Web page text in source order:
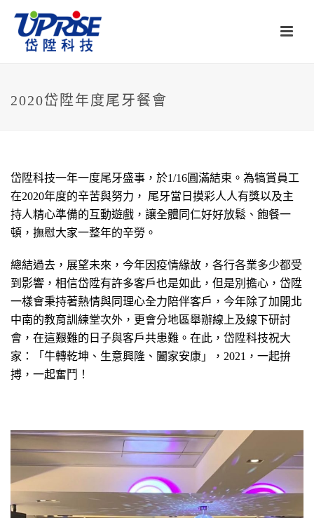
2020岱陞年度尾牙餐會
岱陞科技一年一度尾牙盛事，於1/16圓滿結束。為犒賞員工
在2020年度的辛苦與努力， 尾牙當日摸彩人人有獎以及主
持人精心準備的互動遊戲，讓全體同仁好好放鬆、飽餐一
頓，撫慰大家一整年的辛勞。
總結過去，展望未來，今年因疫情緣故，各行各業多少都受
到影響，相信岱陞有許多客戶也是如此，但是別擔心，岱陞
一樣會秉持著熱情與同理心全力陪伴客戶，今年除了加開北
中南的教育訓練堂次外，更會分地區舉辦線上及線下研討
會，在這艱難的日子與客戶共患難。在此，岱陞科技祝大
家：「牛轉乾坤、生意興隆、闔家安康」，2021，一起拚
搏，一起奮鬥！